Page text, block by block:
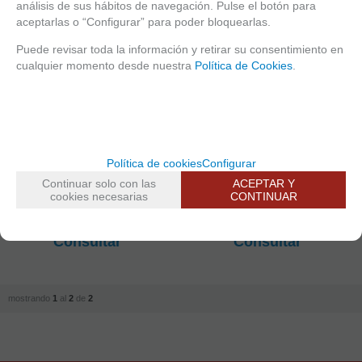
Tabla de cortar flexible
Consultar
Tabla de cortar flexible
Consultar
mostrando 1 al 2 de 2
análisis de sus hábitos de navegación. Pulse el botón para
aceptarlas o “Configurar” para poder bloquearlas.
Puede revisar toda la información y retirar su consentimiento en
cualquier momento desde nuestra Política de Cookies
Política de cookiesConfigurar
Continuar solo con las
cookies necesarias
ACEPTAR Y
CONTINUAR